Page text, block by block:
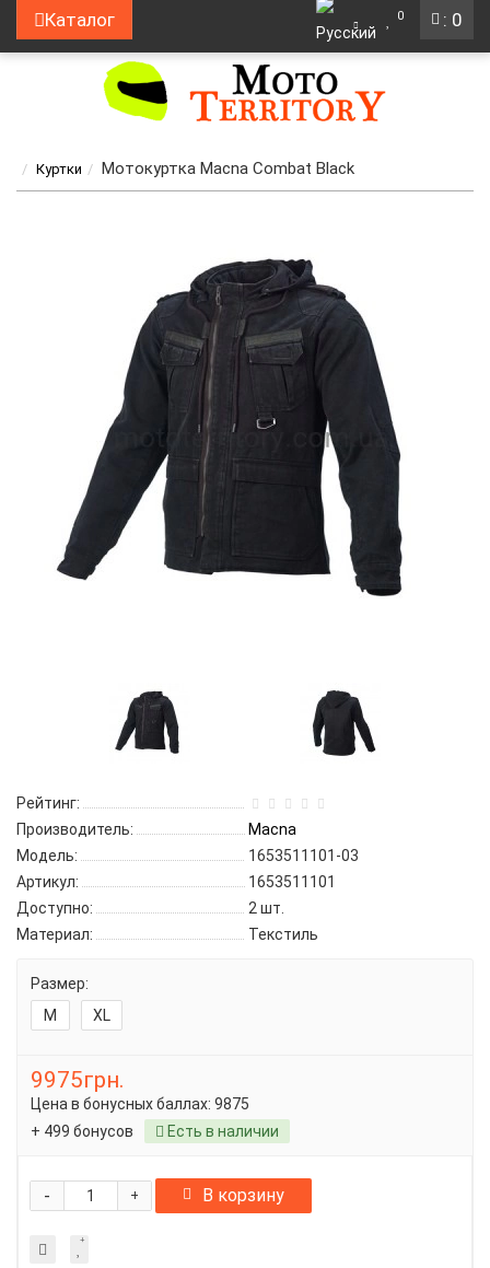
: 0
Каталог 0
Куртки Мотокуртка Macna Combat Black
Рейтинг:
Производитель:
Macna
Модель:
1653511101-03
Артикул:
1653511101
Доступно:
2 шт.
Материал:
Текстиль
Размер:
M
XL
9975грн.
Цена в бонусных баллах: 9875
+ 499 бонусов
Есть в наличии
+
- В корзину